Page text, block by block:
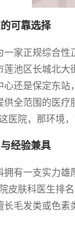
可靠选择
家正规综合
池区长城北大
心还是保定东
供全范围的医
医院，那环境
经验兼具
拥有一支实力
皮肤科医生排
长毛发类或色